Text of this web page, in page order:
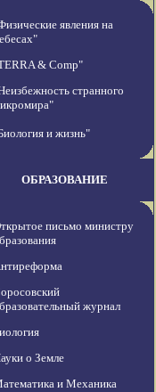
явления на
& Comp"
странного
и жизнь"
ОБРАЗОВАНИЕ
письмо министру
журнал
о Земле
и Механика